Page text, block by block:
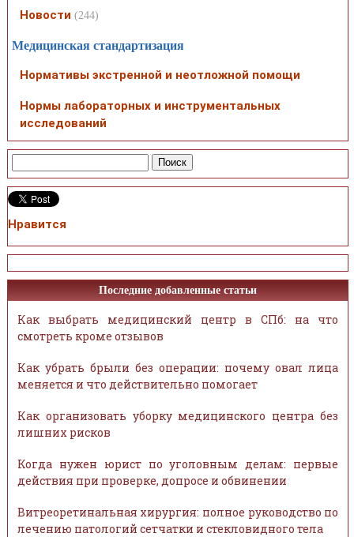
Новости (244)
Медицинская стандартизация
Нормативы экстренной и неотложной помощи
Нормы лабораторных и инструментальных
исследований
Нравится
Последние добавленные статьи
Как выбрать медицинский центр в СПб: на что
смотреть кроме отзывов
Как убрать брыли без операции: почему овал лица
меняется и что действительно помогает
Как организовать уборку медицинского центра без
лишних рисков
Когда нужен юрист по уголовным делам: первые
действия при проверке, допросе и обвинении
Витреоретинальная хирургия: полное руководство по
лечению патологий сетчатки и стекловидного тела